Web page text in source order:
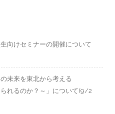
向けセミナーの開催について
未来を東北から考える
れるのか？～」について(9/2